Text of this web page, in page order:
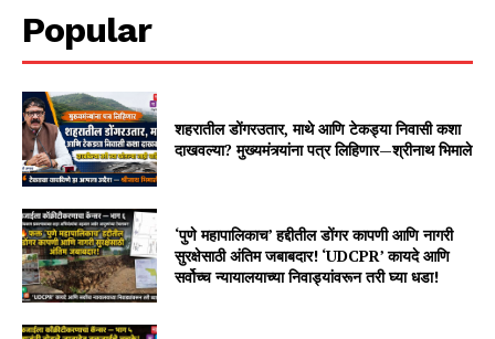
Popular
शहरातील डोंगरउतार, माथे आणि टेकड्या निवासी कशा
दाखवल्या? मुख्यमंत्र्यांना पत्र लिहिणार—श्रीनाथ भिमाले
‘पुणे महापालिकाच’ हद्दीतील डोंगर कापणी आणि नागरी
सुरक्षेसाठी अंतिम जबाबदार! ‘UDCPR’ कायदे आणि
सर्वोच्च न्यायालयाच्या निवाड्यांवरून तरी घ्या धडा!